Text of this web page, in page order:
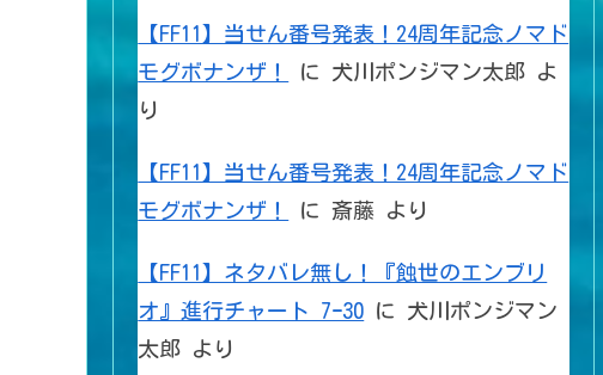
【FF11】当せん番号発表！24周年記念ノマド
モグボナンザ！
に 犬川ポンジマン太郎 よ
り
【FF11】当せん番号発表！24周年記念ノマド
モグボナンザ！
に斎藤 より
【FF11】ネタバレ無し！『蝕世のエンブリ
オ』進行チャート 7ｰ30 に 犬川ポンジマン
太郎 より